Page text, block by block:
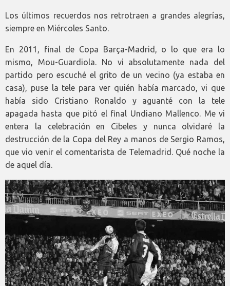
Los últimos recuerdos nos retrotraen a grandes alegrías,
siempre en Miércoles Santo.
En 2011, final de Copa Barça-Madrid, o lo que era lo
mismo, Mou-Guardiola. No vi absolutamente nada del
partido pero escuché el grito de un vecino (ya estaba en
casa), puse la tele para ver quién había marcado, vi que
había sido Cristiano Ronaldo y aguanté con la tele
apagada hasta que pitó el final Undiano Mallenco. Me vi
entera la celebración en Cibeles y nunca olvidaré la
destrucción de la Copa del Rey a manos de Sergio Ramos,
que vio venir el comentarista de Telemadrid. Qué noche la
de aquel día.